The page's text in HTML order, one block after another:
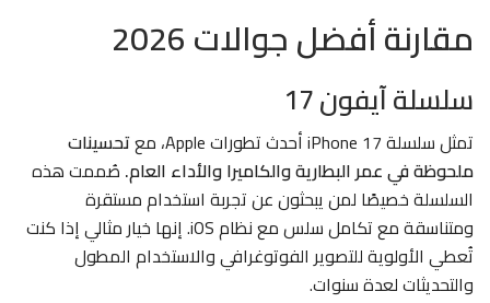
مقارنة أفضل جوالات 2026
سلسلة آيفون 17
تمثل سلسلةiPhone 17أحدث تطورات Apple، مع
تحسينات
ملحوظة في عمر البطارية والكاميرا والأداء العام. صُممت هذه
السلسلة خصيصًا لمن يبحثون عن تجربة استخدام مستقرة
ومتناسقة مع تكامل سلس مع نظام iOS. إنها خيار مثالي إذا كنت
تُعطي الأولوية للتصوير الفوتوغرافي والاستخدام المطول
والتحديثات لعدة سنوات.